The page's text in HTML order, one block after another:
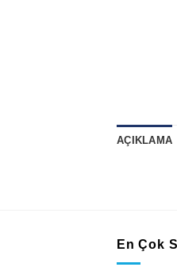
AÇIKLAMA
En Çok